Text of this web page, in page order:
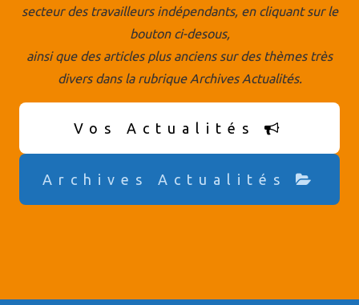
secteur des travailleurs indépendants, en cliquant sur le
bouton ci-desous,
ainsi que des articles plus anciens sur des thèmes très
divers dans la rubrique Archives Actualités.
Vos Actualités
Archives Actualités